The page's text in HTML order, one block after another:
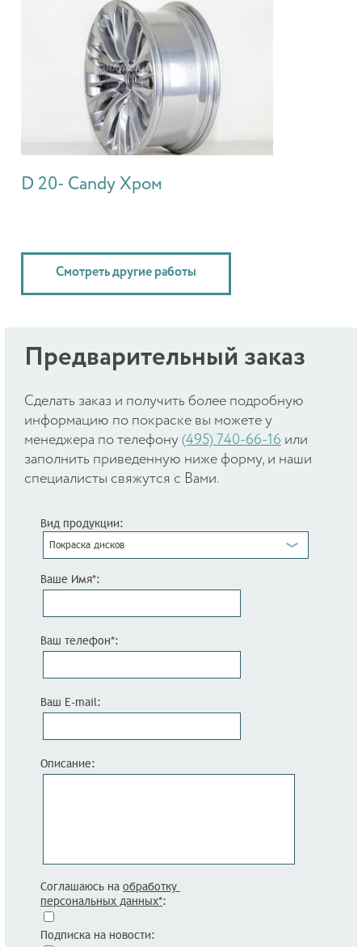
D 20- Candy Хром
Смотреть другие работы
Предварительный заказ
Cделать заказ и получить более подробную
информацию по покраске вы можете у
менеджера по телефону (495) 740-66-16 или
заполнить приведенную ниже форму, и наши
специалисты свяжутся с Вами.
Вид продукции:
Покраска дисков
Ваше Имя*:
Ваш телефон*:
Ваш E-mail:
Описание:
Соглашаюсь на обработку
персональных данных*:
Подписка на новости: